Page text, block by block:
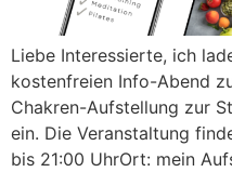
Liebe Interessierte, ich
kostenfreien Info-Abend
Chakren-Aufstellung zur
ein. Die Veranstaltung
bis 21:00 UhrOrt: mein